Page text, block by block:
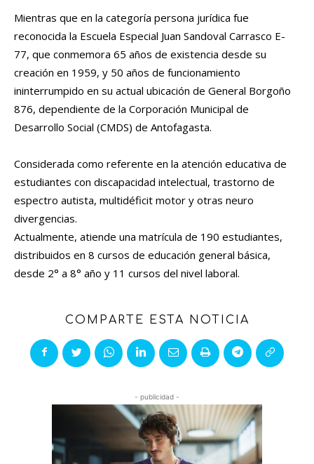
Mientras que en la categoría persona jurídica fue
reconocida la Escuela Especial Juan Sandoval Carrasco E-
77, que conmemora 65 años de existencia desde su
creación en 1959, y 50 años de funcionamiento
ininterrumpido en su actual ubicación de General Borgoño
876, dependiente de la Corporación Municipal de
Desarrollo Social (CMDS) de Antofagasta.
Considerada como referente en la atención educativa de
estudiantes con discapacidad intelectual, trastorno de
espectro autista, multidéficit motor y otras neuro
divergencias.
Actualmente, atiende una matrícula de 190 estudiantes,
distribuidos en 8 cursos de educación general básica,
desde 2° a 8° año y 11 cursos del nivel laboral.
COMPARTE ESTA NOTICIA
- publicidad -